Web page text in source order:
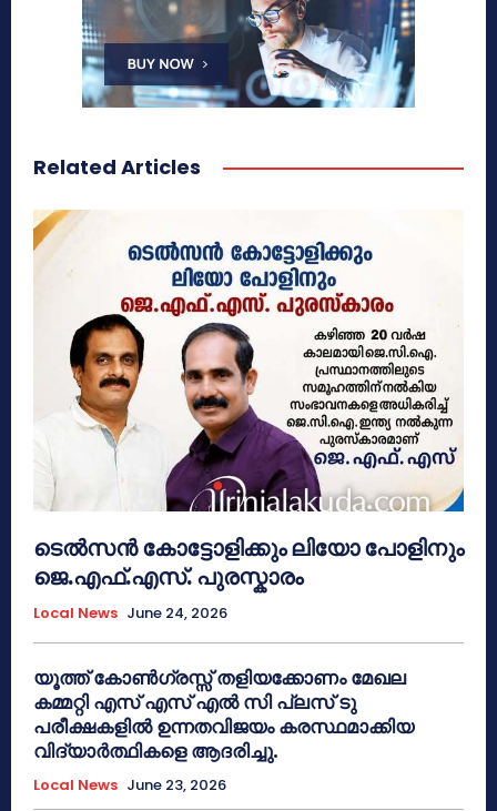
Related Articles
ടെൽസൻ കോട്ടോളിക്കും ലിയോ പോളിനും
ജെ.എഫ്.എസ്. പുരസ്കാരം
Local News June 24, 2026
യൂത്ത് കോൺഗ്രസ്സ് തളിയക്കോണം മേഖല
കമ്മറ്റി എസ് എസ് എൽ സി പ്ലസ് ടു
പരീക്ഷകളിൽ ഉന്നതവിജയം കരസ്ഥമാക്കിയ
വിദ്യാർത്ഥികളെ ആദരിച്ചു.
Local News June 23, 2026